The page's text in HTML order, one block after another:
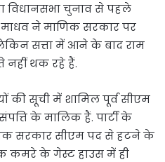
विधानसभा चुनाव से पहले
माधव ने माणिक सरकार पर
सत्ता में आने के बाद राम
नहीं थक रहे हैं.
की सूची में शामिल पूर्व सीएम
के मालिक हैं. पार्टी के
सरकार सीएम पद से हटने के
कमरे के गेस्ट हाउस में ही